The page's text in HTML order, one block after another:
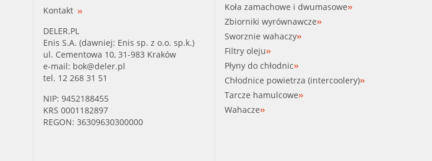
WEZEL (06001088)
Kontakt
DELER.PL
Enis S.A. (dawniej: Enis sp. z o.o. sp.k.)
ul. Cementowa 10, 31-983 Kraków
e-mail: bok@deler.pl
tel. 12 268 31 51
NIP: 9452188455
KRS 0001182897
REGON: 36309630300000
Koła zamachowe i dwumasowe
Zbiorniki wyrównawcze
Sworznie wahaczy
Filtry oleju
Płyny do chłodnic
Chłodnice powietrza (intercoolery)
Tarcze hamulcowe
Wahacze